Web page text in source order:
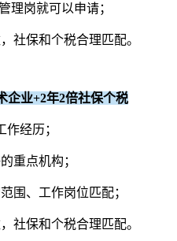
理岗就可以申请；
社保和个税合理匹配。
企业+2年2倍社保个税
作经历；
重点机构；
围、工作岗位匹配；
社保和个税合理匹配。